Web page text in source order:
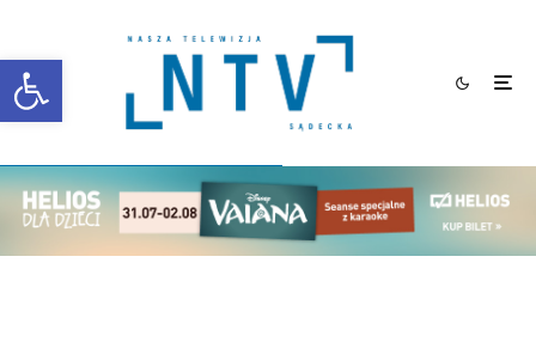
Otwórz pasek narzędzi